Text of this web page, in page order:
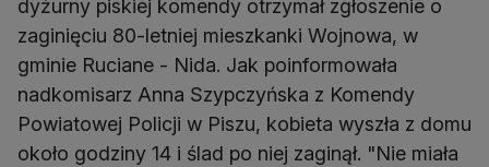
dyżurny piskiej komendy otrzymał zgłoszenie o
zaginięciu 80-letniej mieszkanki Wojnowa, w
gminie Ruciane - Nida. Jak poinformowała
nadkomisarz Anna Szypczyńska z Komendy
Powiatowej Policji w Piszu, kobieta wyszła z domu
około godziny 14 i ślad po niej zaginął. "Nie miała